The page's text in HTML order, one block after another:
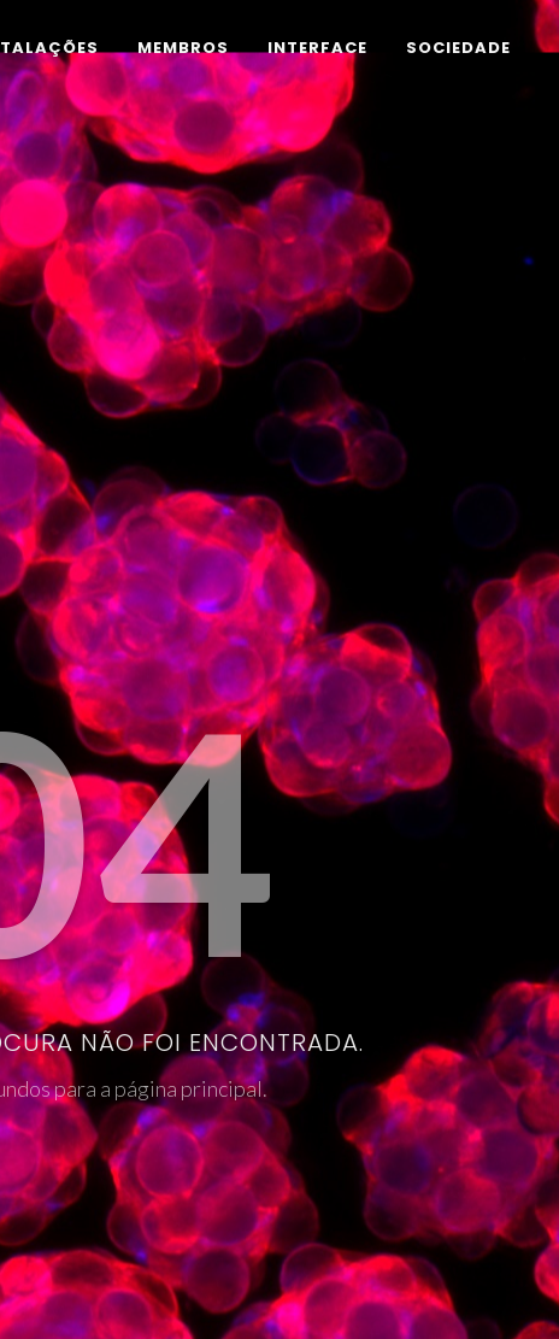
MEMBROS INTERFACE SOCIEDADE
NÃO FOI ENCONTRADA.
para a página principal.